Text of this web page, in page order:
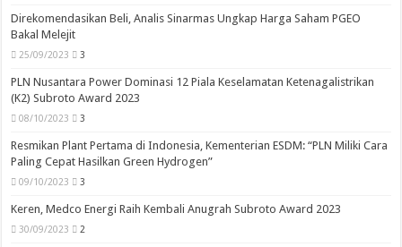
Direkomendasikan Beli, Analis Sinarmas Ungkap Harga Saham PGEO
Bakal Melejit
25/09/2023 3
PLN Nusantara Power Dominasi 12 Piala Keselamatan Ketenagalistrikan
(K2) Subroto Award 2023
08/10/2023 3
Resmikan Plant Pertama di Indonesia, Kementerian ESDM: “PLN Miliki Cara
Paling Cepat Hasilkan Green Hydrogen”
09/10/2023 3
Keren, Medco Energi Raih Kembali Anugrah Subroto Award 2023
30/09/2023 2